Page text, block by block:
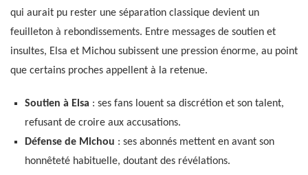
qui aurait pu rester une séparation classique devient un
feuilleton à rebondissements. Entre messages de soutien et
insultes, Elsa et Michou subissent une pression énorme, au point
que certains proches appellent à la retenue.
Soutien à Elsa : ses fans louent sa discrétion et son talent,
refusant de croire aux accusations.
Défense de Michou : ses abonnés mettent en avant son
honnêteté habituelle, doutant des révélations.